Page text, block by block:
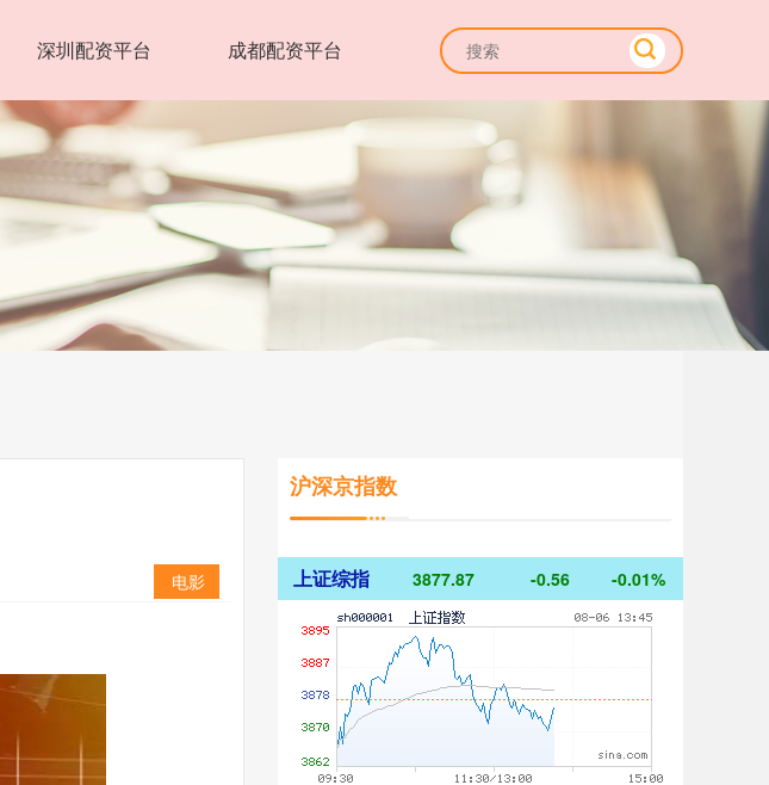
深圳配资平台 成都配资平台
电影
沪深京指数
上证综指 3877.87 -0.56 -0.01%